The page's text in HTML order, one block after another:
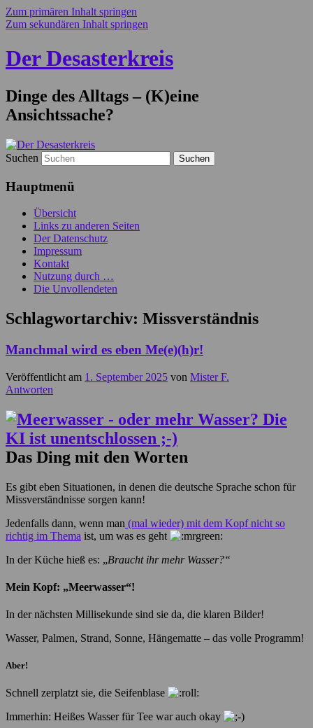
Zum primären Inhalt springen
Zum sekundären Inhalt springen
Der Desasterkreis
Dinge des Alltags – (K)eine
Ansichtssache?
Suchen
Hauptmenü
Übersicht
Links zu anderen Seiten
Der Datenschutz
Impressum
Kontakt
Nutzung durch …
Die Unvollendeten
Schlagwortarchiv: Missverständnis
Manchmal wird es eben Me(e)(h)r!
Veröffentlicht am 1. September 2025 von Mister F.
Antworten
Das Ding mit den Worten
Es gibt eben Situationen, in denen die deutsche Sprache schon für
Missverständnisse sorgen kann!
Jedenfalls dann, wenn man (mal wieder) mit dem Kopf nicht so
richtig im Thema ist, um was es geht
In der Küche hieß es: „Braucht ihr mehr Wasser?“
Mein Kopf: „Meerwasser“!
In der nächsten Millisekunde sind sie da, die klaren Bilder!
Wasser, Palmen, Strand, Sonne, Hängematte – das volle Programm!
Aber!
Schnell zerplatzt sie, die Seifenblase
Immerhin: Heißes Wasser für Tee war auch okay